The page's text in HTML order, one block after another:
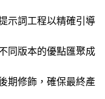
示詞工程以精確引導
同版本的優點匯聚成
期修飾，確保最終產